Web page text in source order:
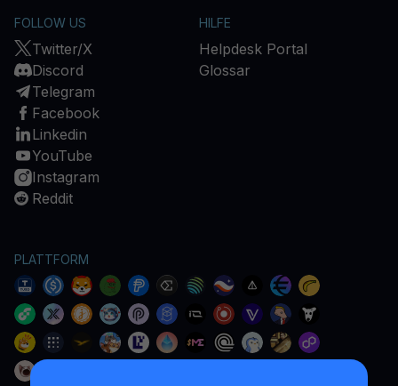
FOLLOW US
Twitter/X
Discord
Telegram
Facebook
Linkedin
YouTube
Instagram
Reddit
HILFE
Helpdesk Portal
Glossar
PLATTFORM